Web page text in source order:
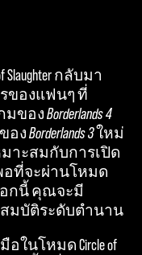
Slaughter กลับมา
ของแฟนๆ ที่
มของBorderlands 4
องBorderlands 3ใหม่
าะสมกับการเปิด
ที่จะผ่านโหมด
กนี้ คุณจะมี
มบัติระดับตำนาน
นโหมด Circle of